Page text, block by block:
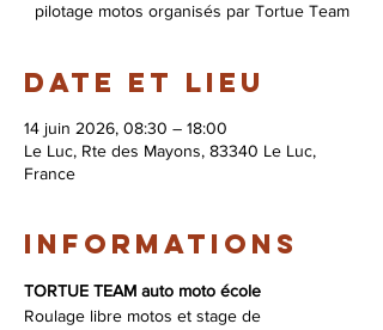
pilotage motos organisés par Tortue Team
Date et lieu
14 juin 2026, 08:30 – 18:00
Le Luc, Rte des Mayons, 83340 Le Luc,
France
Informations
TORTUE TEAM auto moto école
Roulage libre motos et stage de